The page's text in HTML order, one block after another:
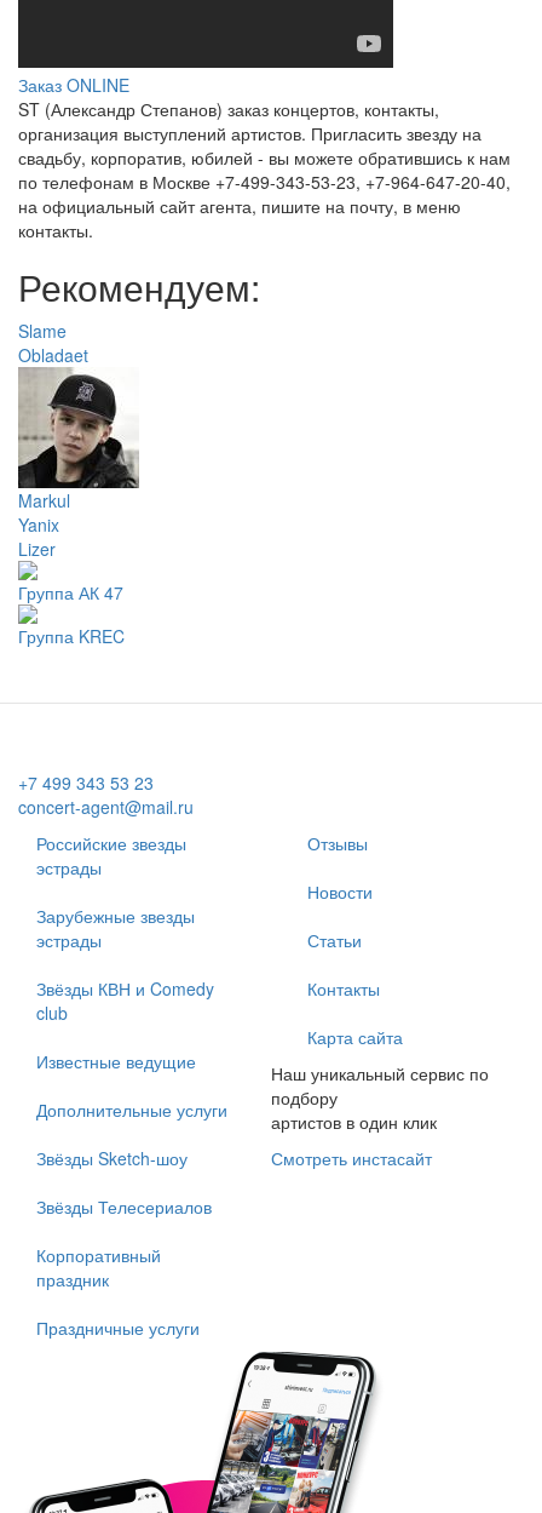
о
свадьбе
и
семейной
жизни
Заказ ONLINE
ST (Александр Степанов) заказ концертов, контакты,
организация выступлений артистов. Пригласить звезду на
свадьбу, корпоратив, юбилей - вы можете обратившись к нам
по телефонам в Москве +7-499-343-53-23, +7-964-647-20-40,
на официальный сайт агента, пишите на почту, в меню
контакты.
Рекомендуем:
Slame
Obladaet
Markul
Yanix
Lizer
Группа АК 47
Группа KREC
+7 499 343 53 23
concert-agent@mail.ru
Российские звезды
эстрады
Зарубежные звезды
эстрады
Звёзды КВН и Comedy
club
Известные ведущие
Дополнительные услуги
Звёзды Sketch-шоу
Звёзды Телесериалов
Корпоративный
праздник
Праздничные услуги
Отзывы
Новости
Статьи
Контакты
Карта сайта
Наш уникальный сервис по
подбору
артистов в один клик
Смотреть инстасайт